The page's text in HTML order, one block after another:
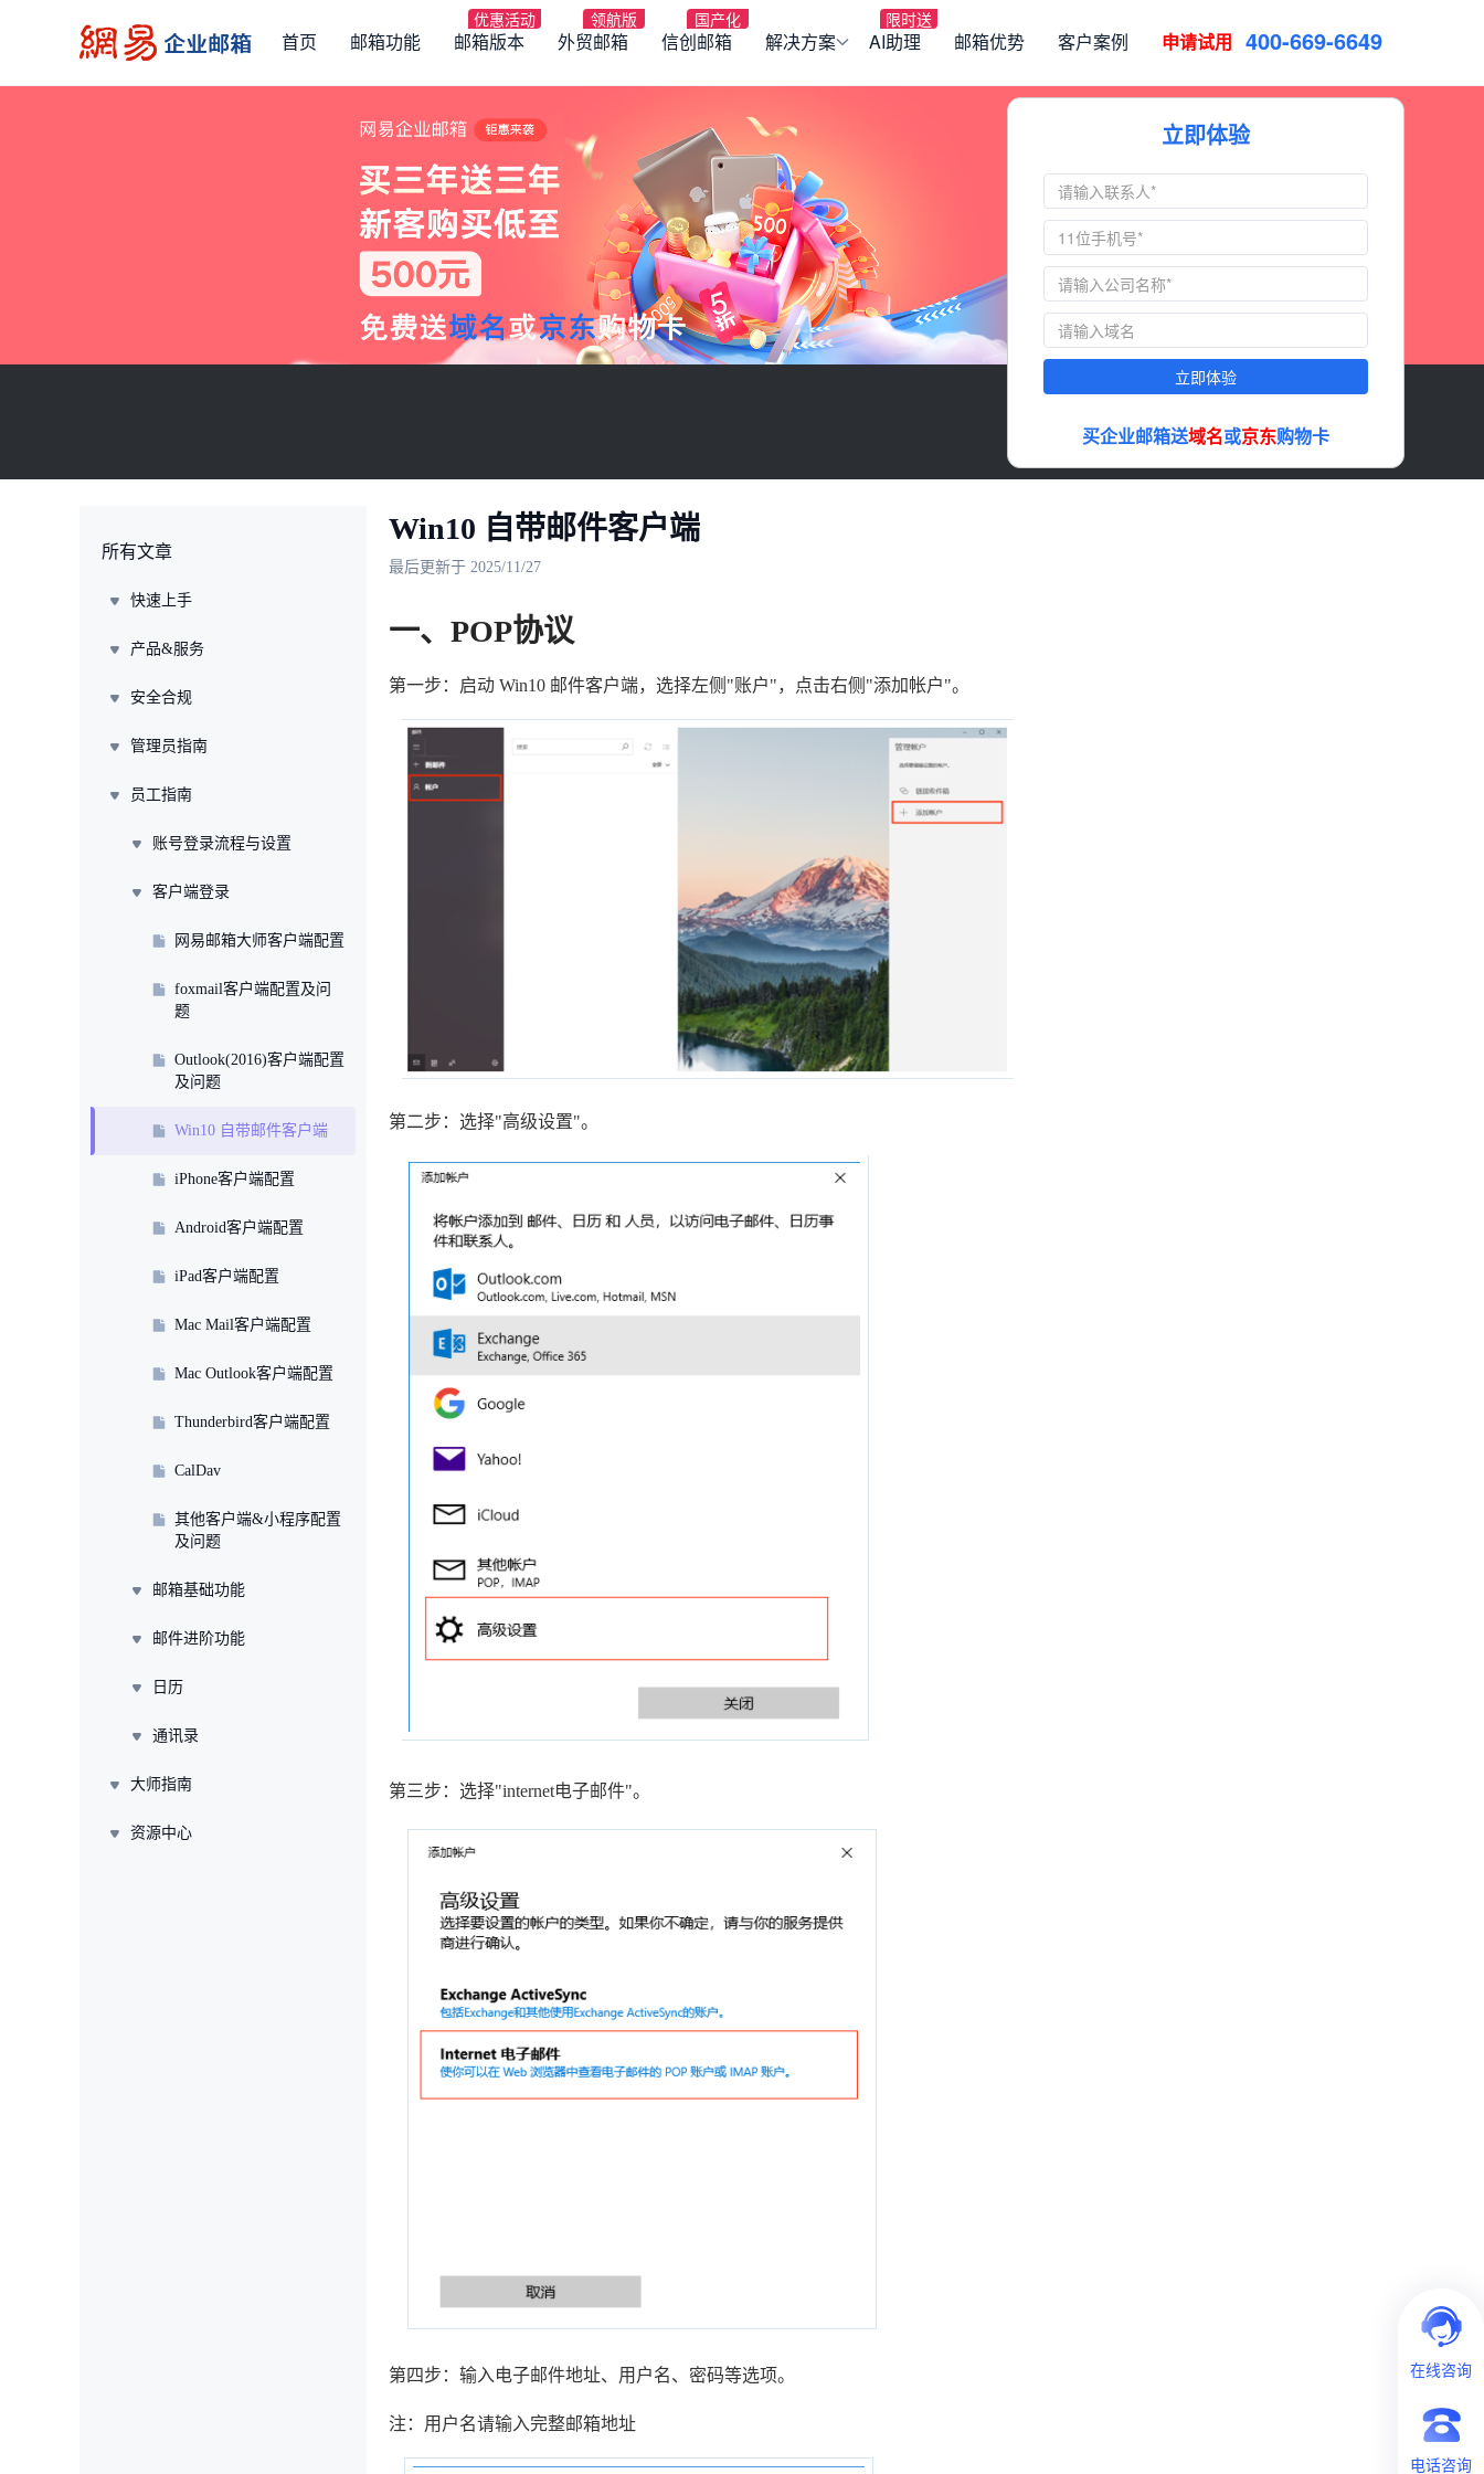
首页 邮箱功能 邮箱版本 外贸邮箱 信创邮箱 解决方案 AI助理 邮箱优势 客户案例 申请试用 400-669-6649
立即体验
立即体验
买企业邮箱送域名或京东购物卡
所有文章
快速上手
产品&服务
安全合规
管理员指南
员工指南
账号登录流程与设置
客户端登录
网易邮箱大师客户端配置
foxmail客户端配置及问
题
Outlook(2016)客户端配置
及问题
Win10 自带邮件客户端
iPhone客户端配置
Android客户端配置
iPad客户端配置
Mac Mail客户端配置
Mac Outlook客户端配置
Thunderbird客户端配置
CalDav
其他客户端&小程序配置
及问题
邮箱基础功能
邮件进阶功能
日历
通讯录
大师指南
资源中心
Win10 自带邮件客户端
最后更新于 2025/11/27
一、POP协议
第一步：启动 Win10 邮件客户端，选择左侧"账户"，点击右侧"添加帐户"。
第二步：选择"高级设置"。
第三步：选择"internet电子邮件"。
第四步：输入电子邮件地址、用户名、密码等选项。
注：用户名请输入完整邮箱地址
在线咨询
电话咨询